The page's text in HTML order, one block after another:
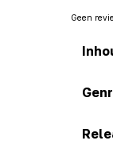
Geen